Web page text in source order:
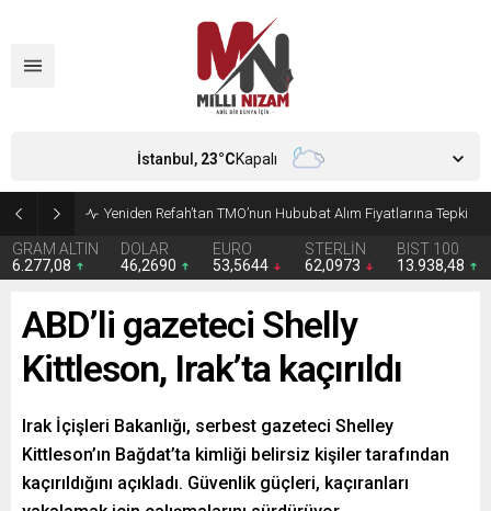
CHP’de Günaydın ve Başarır’ın grup başkanvekilliği düştü
GRAM ALTIN
6.277,08
DOLAR
46,2690
EURO
53,5644
STERLİN
62,0973
BIST 100
13.938,48
İstanbul, 23°CKapalı
ABD’li gazeteci Shelly
Kittleson, Irak’ta kaçırıldı
Irak İçişleri Bakanlığı, serbest gazeteci Shelley
Kittleson’ın Bağdat’ta kimliği belirsiz kişiler tarafından
kaçırıldığını açıkladı. Güvenlik güçleri, kaçıranları